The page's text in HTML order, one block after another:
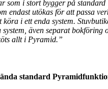
som i stort bygger på standard
endast utökas för att passa
i ett enda system.
även separat bokföring
allt i Pyramid.”
standard